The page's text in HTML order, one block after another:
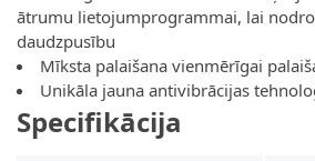
ātrumu lietojumprogrammai, lai
daudzpusību
Mīksta palaišana vienmērīgai
Unikāla jauna antivibrācijas
Specifikācija